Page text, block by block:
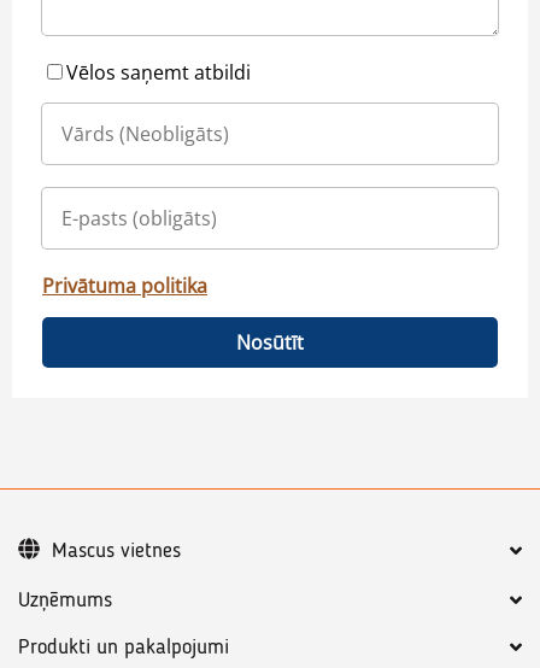
Vēlos saņemt atbildi
Privātuma politika
Nosūtīt
Uzņēmums
Produkti un pakalpojumi
Mascus vietnes